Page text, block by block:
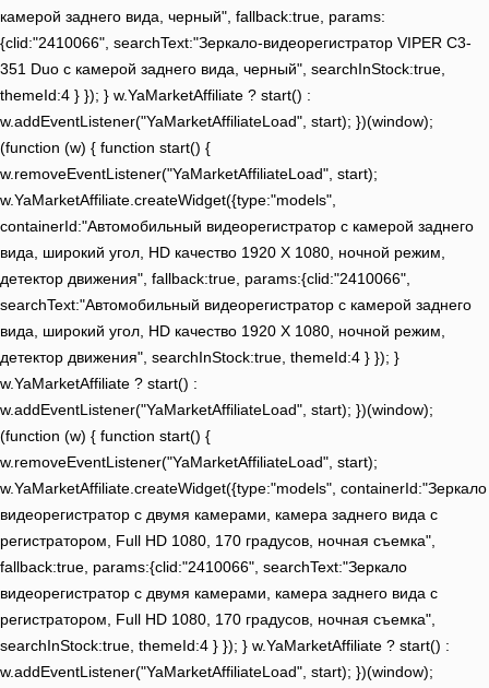
камерой заднего вида, черный", fallback:true, params:
{clid:"2410066", searchText:"Зеркало-видеорегистратор VIPER C3-
351 Duo с камерой заднего вида, черный", searchInStock:true,
themeId:4 } }); } w.YaMarketAffiliate ? start() :
w.addEventListener("YaMarketAffiliateLoad", start); })(window);
(function (w) { function start() {
w.removeEventListener("YaMarketAffiliateLoad", start);
w.YaMarketAffiliate.createWidget({type:"models",
containerId:"Автомобильный видеорегистратор с камерой заднего
вида, широкий угол, HD качество 1920 Х 1080, ночной режим,
детектор движения", fallback:true, params:{clid:"2410066",
searchText:"Автомобильный видеорегистратор с камерой заднего
вида, широкий угол, HD качество 1920 Х 1080, ночной режим,
детектор движения", searchInStock:true, themeId:4 } }); }
w.YaMarketAffiliate ? start() :
w.addEventListener("YaMarketAffiliateLoad", start); })(window);
(function (w) { function start() {
w.removeEventListener("YaMarketAffiliateLoad", start);
w.YaMarketAffiliate.createWidget({type:"models", containerId:"Зеркало
видеорегистратор c двумя камерами, камера заднего вида с
регистратором, Full HD 1080, 170 градусов, ночная съемка",
fallback:true, params:{clid:"2410066", searchText:"Зеркало
видеорегистратор c двумя камерами, камера заднего вида с
регистратором, Full HD 1080, 170 градусов, ночная съемка",
searchInStock:true, themeId:4 } }); } w.YaMarketAffiliate ? start() :
w.addEventListener("YaMarketAffiliateLoad", start); })(window);